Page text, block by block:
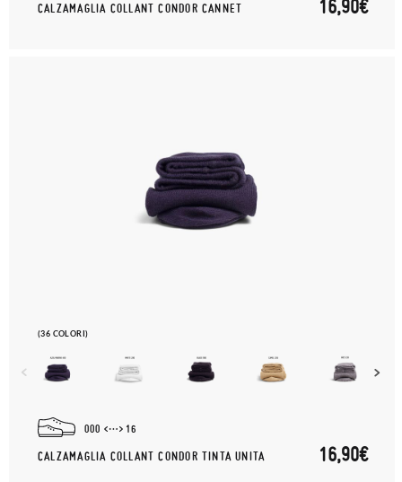
CALZAMAGLIA COLLANT CONDOR CANNET 16,90€
(36 COLORI)
000 16
CALZAMAGLIA COLLANT CONDOR TINTA UNITA 16,90€